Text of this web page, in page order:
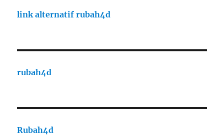
link alternatif rubah4d
rubah4d
Rubah4d